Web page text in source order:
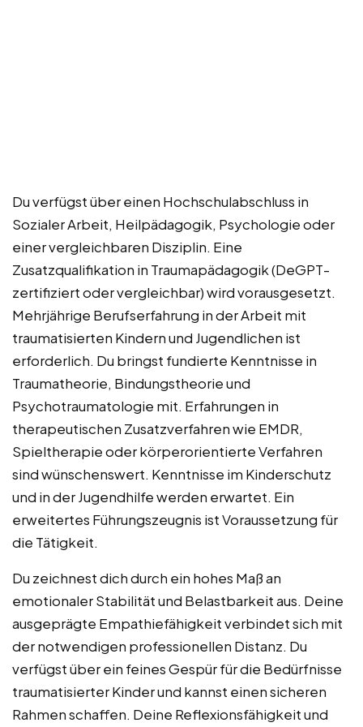
Du verfügst über einen Hochschulabschluss in
Sozialer Arbeit, Heilpädagogik, Psychologie oder
einer vergleichbaren Disziplin. Eine
Zusatzqualifikation in Traumapädagogik (DeGPT-
zertifiziert oder vergleichbar) wird vorausgesetzt.
Mehrjährige Berufserfahrung in der Arbeit mit
traumatisierten Kindern und Jugendlichen ist
erforderlich. Du bringst fundierte Kenntnisse in
Traumatheorie, Bindungstheorie und
Psychotraumatologie mit. Erfahrungen in
therapeutischen Zusatzverfahren wie EMDR,
Spieltherapie oder körperorientierte Verfahren
sind wünschenswert. Kenntnisse im Kinderschutz
und in der Jugendhilfe werden erwartet. Ein
erweitertes Führungszeugnis ist Voraussetzung für
die Tätigkeit.
Du zeichnest dich durch ein hohes Maß an
emotionaler Stabilität und Belastbarkeit aus. Deine
ausgeprägte Empathiefähigkeit verbindet sich mit
der notwendigen professionellen Distanz. Du
verfügst über ein feines Gespür für die Bedürfnisse
traumatisierter Kinder und kannst einen sicheren
Rahmen schaffen. Deine Reflexionsfähigkeit und